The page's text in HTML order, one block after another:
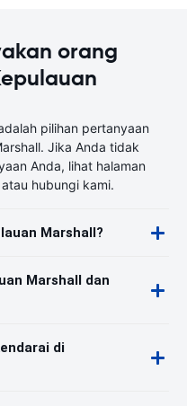
orang
pilihan pertanyaan
Jika Anda tidak
Anda, lihat halaman
hubungi kami.
Marshall?
Marshall dan
di